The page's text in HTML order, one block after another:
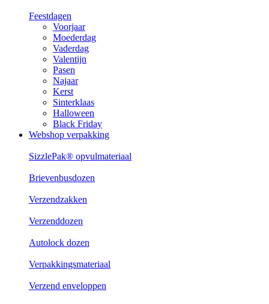
Feestdagen
Voorjaar
Moederdag
Vaderdag
Valentijn
Pasen
Najaar
Kerst
Sinterklaas
Halloween
Black Friday
Webshop verpakking
SizzlePak® opvulmateriaal
Brievenbusdozen
Verzendzakken
Verzenddozen
Autolock dozen
Verpakkingsmateriaal
Verzend enveloppen